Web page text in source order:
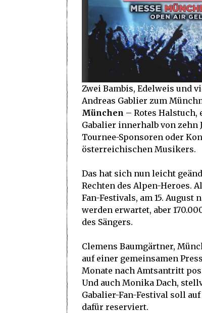
Zwei Bambis, Edelweis und
Andreas Gablier zum
München – Rotes Halstuch,
Gabalier innerhalb von
Tournee-Sponsoren oder
österreichischen Musikers.
Das hat sich nun leicht
Rechten des Alpen-Heroes.
Fan-Festivals, am 15. August
werden erwartet, aber
des Sängers.
Clemens Baumgärtner,
auf einer gemeinsamen
Monate nach Amtsantritt
Und auch Monika Dach,
Gabalier-Fan-Festival soll
dafür reserviert.